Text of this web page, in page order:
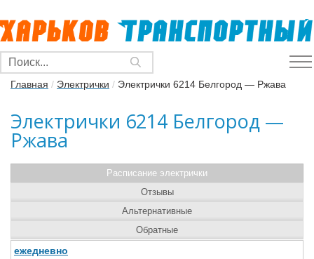
Главная / Электрички / Электрички 6214 Белгород — Ржава
Электрички 6214 Белгород —
Ржава
Расписание электрички
ежедневно
Отзывы
Альтернативные
Обратные